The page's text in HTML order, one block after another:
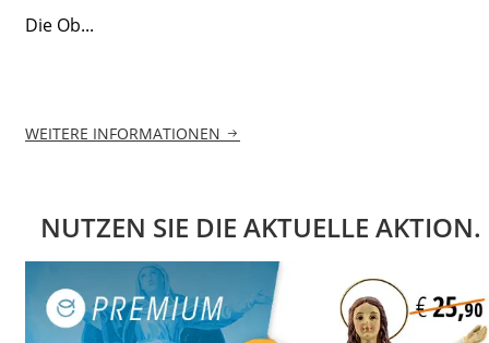
Die Ob...
WEITERE INFORMATIONEN
NUTZEN SIE DIE AKTUELLE AKTION.